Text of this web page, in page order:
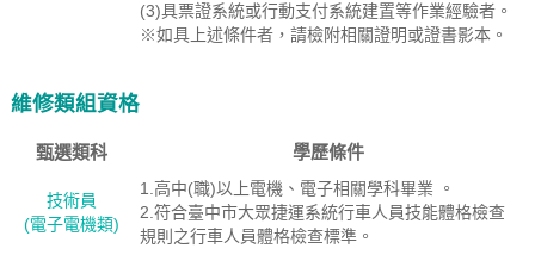
(3)具票證系統或行動支付系統建置等作業經驗者。
※如具上述條件者，請檢附相關證明或證書影本。
維修類組資格
甄選類科 學歷條件
技術員
(電子電機類)
1.高中(職)以上電機、電子相關學科畢業 。
2.符合臺中市大眾捷運系統行車人員技能體格檢查
規則之行車人員體格檢查標準。